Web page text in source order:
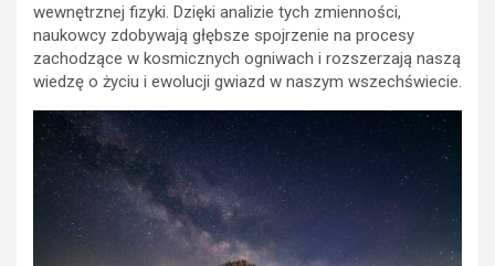
wewnętrznej fizyki. Dzięki analizie tych zmienności,
naukowcy zdobywają głębsze spojrzenie na procesy
zachodzące w kosmicznych ogniwach i rozszerzają naszą
wiedzę o życiu i ewolucji gwiazd w naszym wszechświecie.